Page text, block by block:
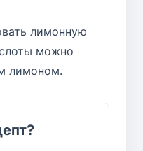
лимонную
можно
лимоном.